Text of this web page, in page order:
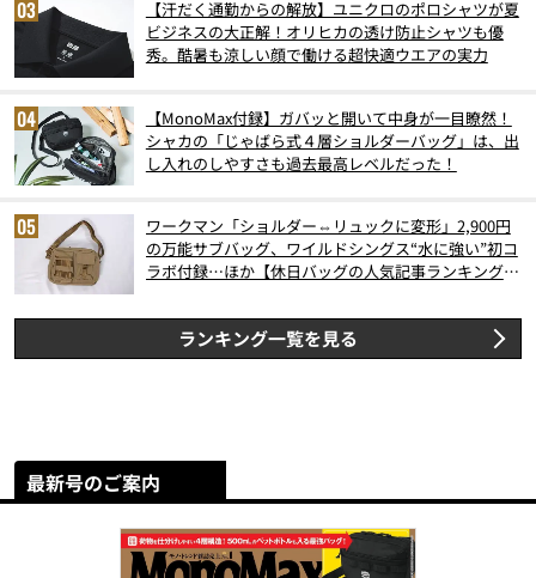
【汗だく通勤からの解放】ユニクロのポロシャツが夏
ビジネスの大正解！オリヒカの透け防止シャツも優
秀。酷暑も涼しい顔で働ける超快適ウエアの実力
【MonoMax付録】ガバッと開いて中身が一目瞭然！
シャカの「じゃばら式４層ショルダーバッグ」は、出
し入れのしやすさも過去最高レベルだった！
ワークマン「ショルダー⇔リュックに変形」2,900円
の万能サブバッグ、ワイルドシングス“水に強い”初コ
ラボ付録…ほか【休日バッグの人気記事ランキングベ
ランキング一覧を見る
最新号のご案内